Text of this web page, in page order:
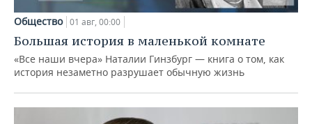
Общество 01 авг, 00:00
Большая история в маленькой комнате
«Все наши вчера» Наталии Гинзбург — книга о том, как
история незаметно разрушает обычную жизнь